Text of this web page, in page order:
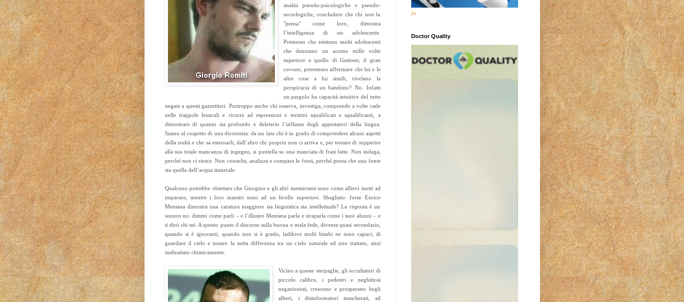
analisi pseudo-psicologiche e pseudo-
sociologiche, concludere che chi non la
"pensa" come loro, dimostra
l’intelligenza di un adolescente.
Premesso che esistono molti adolescenti
che denotano un acume mille volte
superiore a quello di Gastone, il gran
covone, potremmo affermare che lui e le
altre cose a lui simili, rivelano la
perspicacia di un bambino? No. Infatti
un pargolo ha capacità intuitive del tutto
negate a questi gazzettieri. Purtroppo anche chi osserva, investiga, comprende a volte cade
nelle trappole lessicali e ricorre ad espressioni e termini squalificati e squalificanti, a
dimostrare di quanto sia profondo e deleterio l’influsso degli appestatori della lingua.
Siamo al cospetto di una dicotomia: da un lato chi è in grado di comprendere alcuni aspetti
della realtà e che sa esternarli; dall’altro chi proprio non ci arriva e, per tentare di sopperire
alla sua totale mancanza di ingegno, si puntella su una manciata di frasi fatte. Non indaga,
perché non ci riesce. Non consulta, analizza e compara le fonti, perché pensa che una fonte
sia quella dell’acqua minerale.
Qualcuno potrebbe obiettare che Giorgino e gli altri mestieranti sono come allievi inetti ad
imparare, mentre i loro maestri sono ad un livello superiore. Sbagliato: forse Enrico
Mentana dimostra una caratura maggiore sia linguistica sia intellettuale? La risposta è un
sonoro no: dimmi come parli – e l’illustre Mentana parla e straparla come i suoi alunni – e
ti dirò chi sei. A questo punto il discorso sulla buona o mala fede, diventa quasi secondario,
quando si è ignoranti, quando non si è grado, laddove molti bimbi ne sono capaci, di
guardare il cielo e notare la netta differenza tra un cielo naturale ed uno trattato, anzi
maltrattato chimicamente.
Vicino a queste sterpaglie, gli occultatori di
piccolo calibro, i pedestri e neghittosi
negazionisti, crescono e prosperano begli
alberi, i disinformatori mascherati, ad
/>
Doctor Quality